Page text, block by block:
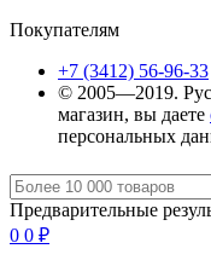
Покупателям
+7 (3412) 56-96-33
© 2005—2019.
магазин, вы даете
персональных
Предварительные
0 0 ₽